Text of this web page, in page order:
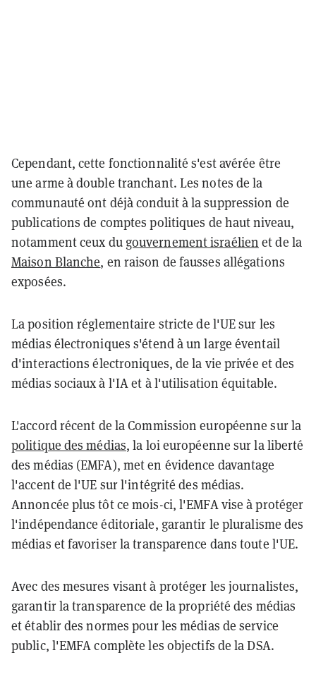
Cependant, cette fonctionnalité s'est avérée être
une arme à double tranchant. Les notes de la
communauté ont déjà conduit à la suppression de
publications de comptes politiques de haut niveau,
notamment ceux du gouvernement israélien et de la
Maison Blanche, en raison de fausses allégations
exposées.
La position réglementaire stricte de l'UE sur les
médias électroniques s'étend à un large éventail
d'interactions électroniques, de la vie privée et des
médias sociaux à l'IA et à l'utilisation équitable.
L'accord récent de la Commission européenne sur la
politique des médias, la loi européenne sur la liberté
des médias (EMFA), met en évidence davantage
l'accent de l'UE sur l'intégrité des médias.
Annoncée plus tôt ce mois-ci, l'EMFA vise à protéger
l'indépendance éditoriale, garantir le pluralisme des
médias et favoriser la transparence dans toute l'UE.
Avec des mesures visant à protéger les journalistes,
garantir la transparence de la propriété des médias
et établir des normes pour les médias de service
public, l'EMFA complète les objectifs de la DSA.